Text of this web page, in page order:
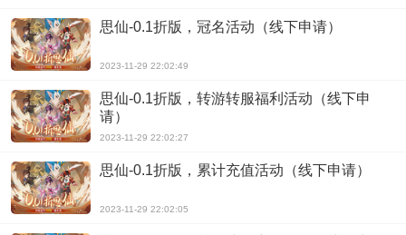
思仙-0.1折版，冠名活动（线下申请）
2023-11-29 22:02:49
思仙-0.1折版，转游转服福利活动（线下申
请）
2023-11-29 22:02:27
思仙-0.1折版，累计充值活动（线下申请）
2023-11-29 22:02:05